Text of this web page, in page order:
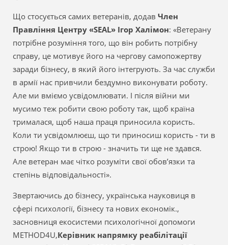
Що стосується самих ветеранів, додав Член
Правління Центру «SEAL» Ігор Халімон: «Ветерану
потрібне розуміння того, що він робить потрібну
справу, це мотивує його на чергову самопожертву
заради бізнесу, в який його інтегрують. За час служби
в армії нас привчили бездумно виконувати роботу.
Але ми вміємо усвідомлювати. І після війни ми
мусимо теж робити свою роботу так, щоб країна
трималася, щоб наша праця приносила користь.
Коли ти усвідомлюєш, що ти приносиш користь - ти в
строю! Якщо ти в строю - значить ти ще не здався.
Але ветеран має чітко розуміти свої обов’язки та
степінь відповідальності».
Звертаючись до бізнесу, українська науковиця в
сфері психології, бізнесу та нових економік.,
засновниця екосистеми психологічної допомоги
METHOD4U,Керівник напрямку реабілітації